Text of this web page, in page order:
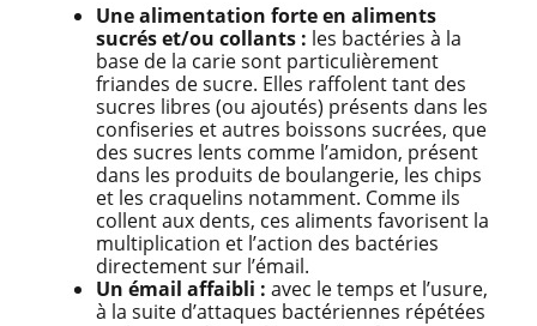
Une alimentation forte en aliments
sucrés et/ou collants : les bactéries à la
base de la carie sont particulièrement
friandes de sucre. Elles raffolent tant des
sucres libres (ou ajoutés) présents dans les
confiseries et autres boissons sucrées, que
des sucres lents comme l’amidon, présent
dans les produits de boulangerie, les chips
et les craquelins notamment. Comme ils
collent aux dents, ces aliments favorisent la
multiplication et l’action des bactéries
directement sur l’émail.
Un émail affaibli : avec le temps et l’usure,
à la suite d’attaques bactériennes répétées